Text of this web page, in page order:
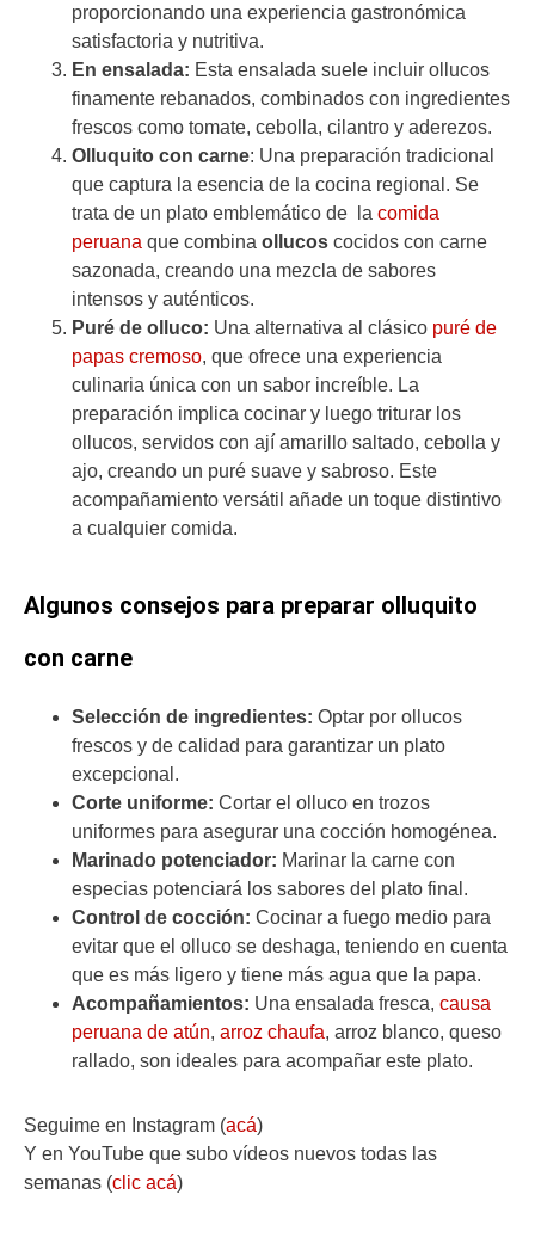
proporcionando una experiencia gastronómica
satisfactoria y nutritiva.
En ensalada: Esta ensalada suele incluir ollucos
finamente rebanados, combinados con ingredientes
frescos como tomate, cebolla, cilantro y aderezos.
Olluquito con carne: Una preparación tradicional
que captura la esencia de la cocina regional. Se
trata de un plato emblemático de la comida
peruana que combina ollucos cocidos con carne
sazonada, creando una mezcla de sabores
intensos y auténticos.
Puré de olluco: Una alternativa al clásico puré de
papas cremoso, que ofrece una experiencia
culinaria única con un sabor increíble. La
preparación implica cocinar y luego triturar los
ollucos, servidos con ají amarillo saltado, cebolla y
ajo, creando un puré suave y sabroso. Este
acompañamiento versátil añade un toque distintivo
a cualquier comida.
Algunos consejos para preparar olluquito
con carne
Selección de ingredientes: Optar por ollucos
frescos y de calidad para garantizar un plato
excepcional.
Corte uniforme: Cortar el olluco en trozos
uniformes para asegurar una cocción homogénea.
Marinado potenciador: Marinar la carne con
especias potenciará los sabores del plato final.
Control de cocción: Cocinar a fuego medio para
evitar que el olluco se deshaga, teniendo en cuenta
que es más ligero y tiene más agua que la papa.
Acompañamientos: Una ensalada fresca, causa
peruana de atún, arroz chaufa, arroz blanco, queso
rallado, son ideales para acompañar este plato.
Seguime en Instagram (acá)
Y en YouTube que subo vídeos nuevos todas las
semanas (clic acá)